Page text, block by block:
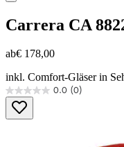
Carrera CA
ab€ 178,00
inkl. Comfort-Gläser in
0.0 (0)
0.0
von
5